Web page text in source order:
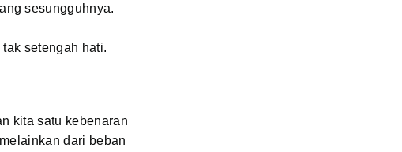
sesungguhnya.
setengah hati.
kita satu kebenaran
dari beban